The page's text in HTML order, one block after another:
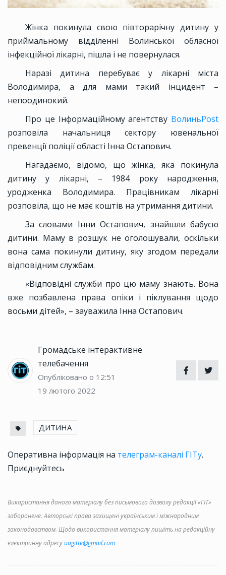
Жінка покинула свою півторарічну дитину у
приймальному відділенні Волинської обласної
інфекційної лікарні, пішла і не повернулася.
Наразі дитина перебуває у лікарні міста
Володимира, а для мами такий інцидент –
непоодинокий.
Про це Інформаційному агентству ВолиньPost
розповіла начальниця сектору ювенальної
превенції поліції області Інна Остапович.
Нагадаємо, відомо, що жінка, яка покинула
дитину у лікарні, – 1984 року народження,
уродженка Володимира. Працівникам лікарні
розповіла, що не має коштів на утримання дитини.
За словами Інни Остапович, знайшли бабусю
дитини. Маму в розшук не оголошували, оскільки
вона сама покинули дитину, яку згодом передали
відповідним службам.
«Відповідні служби про цю маму знають. Вона
вже позбавлена права опіки і піклування щодо
восьми дітей», – зауважила Інна Остапович.
Громадське інтерактивне
телебачення
Опубліковано о 12:51
19 лютого 2022
ДИТИНА
Оперативна інформація на телеграм-каналі ГІТу.
Приєднуйтесь
Використання даного матеріалу без письмового дозволу редакції «ГІТ»
заборонене. Авторські права захищені українським і міжнародним
законодавством. Щодо використання матеріалу пишіть на редакційну
електронну адресуuagittv@gmail.com